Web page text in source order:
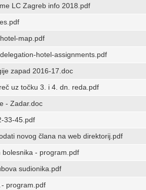
LC Zagreb info 2018.pdf
map.pdf
hotel-assignments.pdf
zapad 2016-17.doc
uz točku 3. i 4. dn. reda.pdf
- Zadar.doc
33-45.pdf
novog člana na web direktorij.pdf
bolesnika - program.pdf
sudionika.pdf
- program.pdf